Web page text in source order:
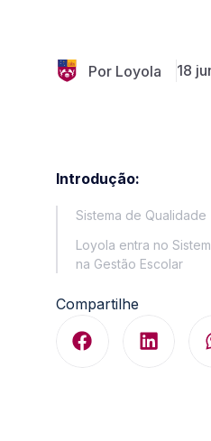
Por Loyola
18
Introdução:
Sistema de Qualidade
Loyola entra no
na Gestão Escolar
Compartilhe